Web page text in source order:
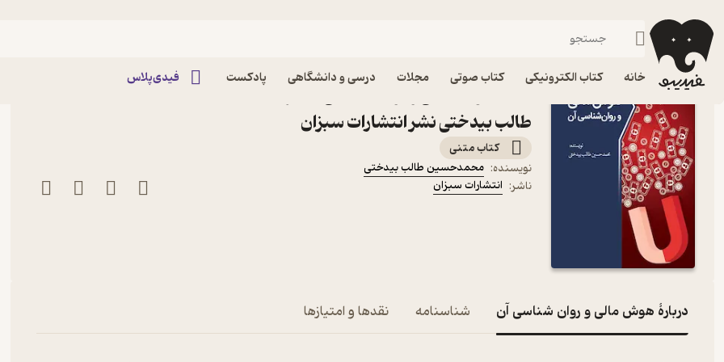
خانه کتاب الکترونیکی کتاب صوتی مجلات درسی و دانشگاهی پادکست فیدی‌پلاس
فیدیبو کتاب الکترونیکی
طالب بیدختی نشر انتشارات سبزان
کتاب متنی
نویسنده: محمدحسین طالب بیدختی
ناشر: انتشارات سبزان
دربارۀ هوش مالی و روان شناسی آن شناسنامه نقدها و امتیازها